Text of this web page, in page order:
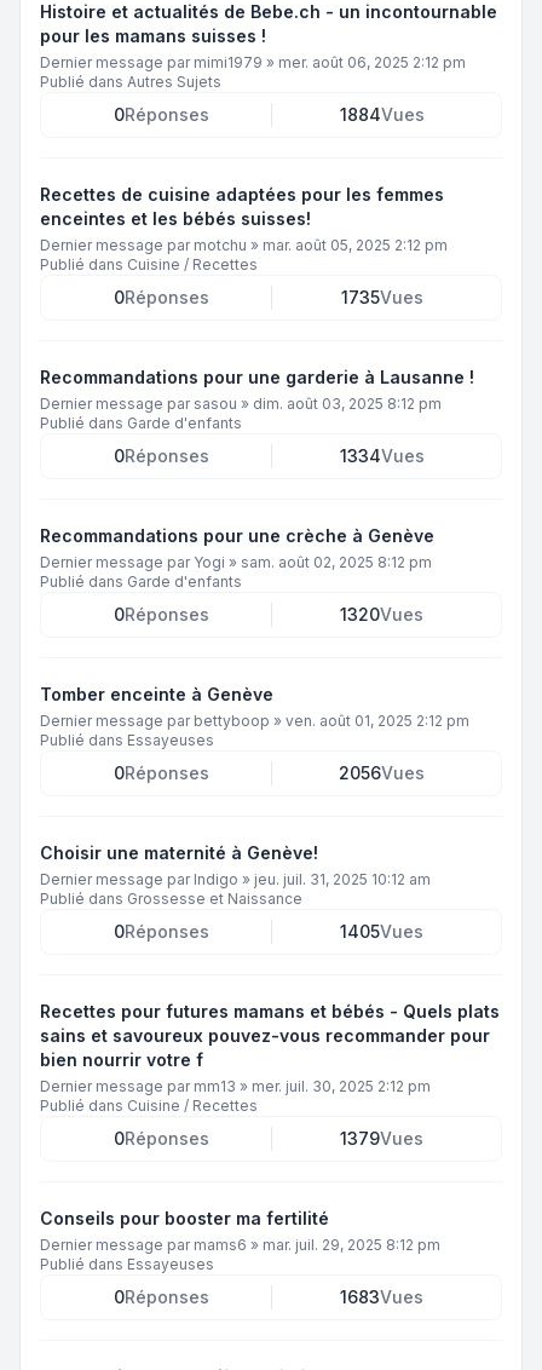
Histoire et actualités de Bebe.ch - un incontournable
pour les mamans suisses !
Dernier message par mimi1979 » mer. août 06, 2025 2:12 pm
Publié dans Autres Sujets
0Réponses 1884Vues
Recettes de cuisine adaptées pour les femmes
enceintes et les bébés suisses!
Dernier message par motchu » mar. août 05, 2025 2:12 pm
Publié dans Cuisine / Recettes
0Réponses 1735Vues
Recommandations pour une garderie à Lausanne !
Dernier message par sasou » dim. août 03, 2025 8:12 pm
Publié dans Garde d'enfants
0Réponses 1334Vues
Recommandations pour une crèche à Genève
Dernier message par Yogi » sam. août 02, 2025 8:12 pm
Publié dans Garde d'enfants
0Réponses 1320Vues
Tomber enceinte à Genève
Dernier message par bettyboop » ven. août 01, 2025 2:12 pm
Publié dans Essayeuses
0Réponses 2056Vues
Choisir une maternité à Genève!
Dernier message par Indigo » jeu. juil. 31, 2025 10:12 am
Publié dans Grossesse et Naissance
0Réponses 1405Vues
Recettes pour futures mamans et bébés - Quels plats
sains et savoureux pouvez-vous recommander pour
bien nourrir votre f
Dernier message par mm13 » mer. juil. 30, 2025 2:12 pm
Publié dans Cuisine / Recettes
0Réponses 1379Vues
Conseils pour booster ma fertilité
Dernier message par mams6 » mar. juil. 29, 2025 8:12 pm
Publié dans Essayeuses
0Réponses 1683Vues